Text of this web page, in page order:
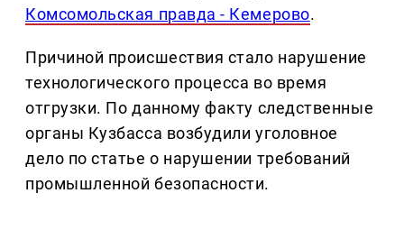
Комсомольская правда - Кемерово.
Причиной происшествия стало нарушение
технологического процесса во время
отгрузки. По данному факту следственные
органы Кузбасса возбудили уголовное
дело по статье о нарушении требований
промышленной безопасности.